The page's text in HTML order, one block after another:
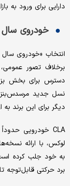
دارایی برای ورود به
خودروی سال
انتخاب «خودروی
برخلاف تصور
دیگر برای این برند به
لوکس، با ارائه
به خود جلب کرده
برد حرکتی قابل‌توجه تا ۷۸۰ کیلومتر، نقش مهمی در این انتخاب داشت.